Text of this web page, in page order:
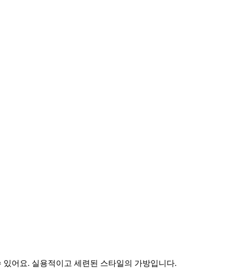
어요. 실용적이고 세련된 스타일의 가방입니다.